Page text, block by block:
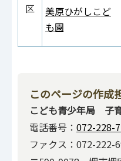
区
美原ひがしこど
も園
このページの作成
こども青少年局 子
電話番号： 072-228-
ファクス：072-222-